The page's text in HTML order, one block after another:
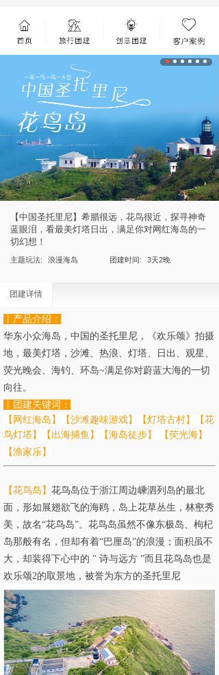
【中国圣托里尼】希腊很远，花鸟很近，探寻神奇
蓝眼泪，看最美灯塔日出，满足你对网红海岛的一
切幻想！
主题玩法: 浪漫海岛 团建时间: 3天2晚
团建详情
丨产品介绍：
华东小众海岛，中国的圣托里尼，《欢乐颂》拍摄
地，最美灯塔，沙滩、热浪、灯塔、日出、观星、
荧光晚会、海钓、环岛~满足你对蔚蓝大海的一切
向往。
丨团建关键词：
【网红海岛】【沙滩趣味游戏】【灯塔古村】【花
鸟灯塔】【出海捕鱼】【海岛徒步】
【荧光海】
【渔家乐】
【花鸟岛 】 花鸟岛位于浙江周边嵊泗列岛的最北
面，形如展翅欲飞的海鸥，岛上花草丛生，林壑秀
美，故名“花鸟岛”。花鸟岛虽然不像东极岛、枸杞
岛那般有名，但却有着“巴厘岛”的浪漫；面积虽不
大，却装得下心中的 " 诗与远方 ”而且花鸟岛也是
欢乐颂2的取景地，被誉为东方的圣托里尼